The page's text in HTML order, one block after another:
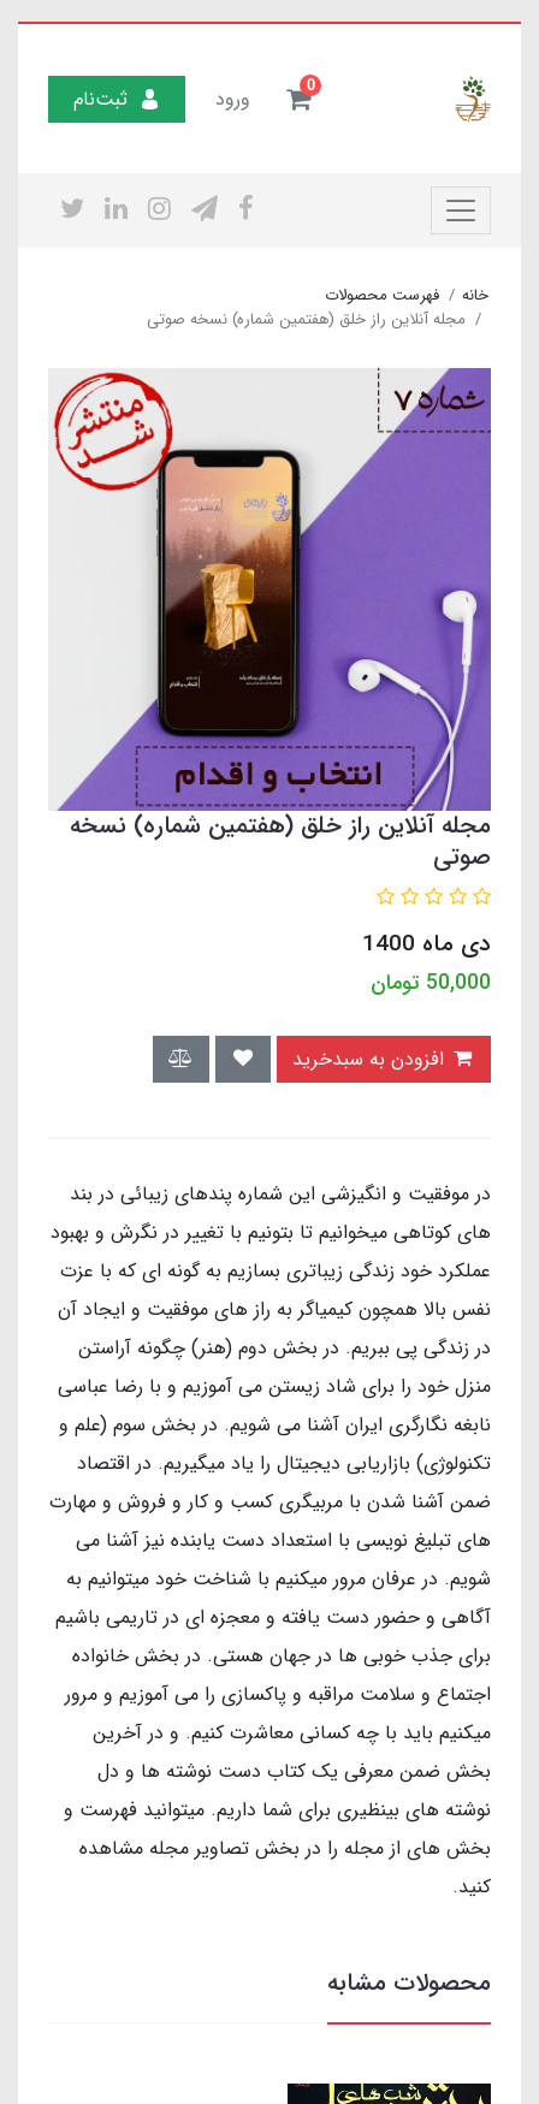
0 ورود ثبت‌نام
خانه
فهرست محصولات
مجله آنلاین راز خلق (هفتمین شماره) نسخه صوتی
مجله آنلاین راز خلق (هفتمین شماره) نسخه
صوتی
دی ماه 1400
50,000 تومان
در موفقیت و انگیزشی این شماره پندهای زیبائی در بند
های کوتاهی میخوانیم تا بتونیم با تغییر در نگرش و بهبود
عملکرد خود زندگی زیباتری بسازیم به گونه ای که با عزت
نفس بالا همچون کیمیاگر به راز های موفقیت و ایجاد آن
در زندگی پی ببریم. در بخش دوم (هنر) چگونه آراستن
منزل خود را برای شاد زیستن می آموزیم و با رضا عباسی
نابغه نگارگری ایران آشنا می شویم. در بخش سوم (علم و
تکنولوژی) بازاریابی دیجیتال را یاد میگیریم. در اقتصاد
ضمن آشنا شدن با مربیگری کسب و کار و فروش و مهارت
های تبلیغ نویسی با استعداد دست یابنده نیز آشنا می
شویم. در عرفان مرور میکنیم با شناخت خود میتوانیم به
آگاهی و حضور دست یافته و معجزه ای در تاریمی باشیم
برای جذب خوبی ها در جهان هستی. در بخش خانواده
اجتماع و سلامت مراقبه و پاکسازی را می آموزیم و مرور
میکنیم باید با چه کسانی معاشرت کنیم. و در آخرین
بخش ضمن معرفی یک کتاب دست نوشته ها و دل
نوشته های بینظیری برای شما داریم. میتوانید فهرست و
بخش های از مجله را در بخش تصاویر مجله مشاهده
کنید.
محصولات مشابه